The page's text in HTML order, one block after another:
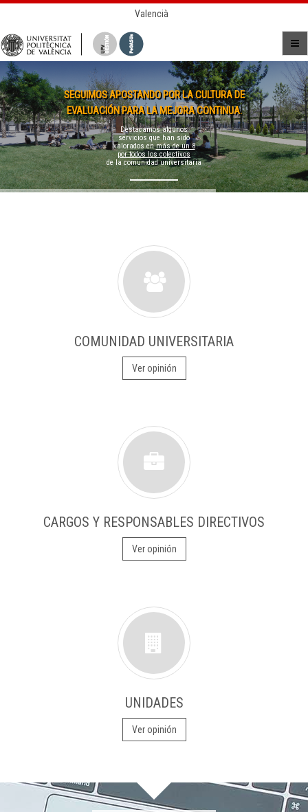
Valencià
SEGUIMOS APOSTANDO POR LA CULTURA DE
EVALUACIÓN PARA LA MEJORA CONTINUA.
Destacamos algunos
servicios que han sido
valorados enmás de un 8
por todos los colectivos
de la comunidad universitaria
COMUNIDAD UNIVERSITARIA
Ver opinión
CARGOS Y RESPONSABLES DIRECTIVOS
Ver opinión
UNIDADES
Ver opinión